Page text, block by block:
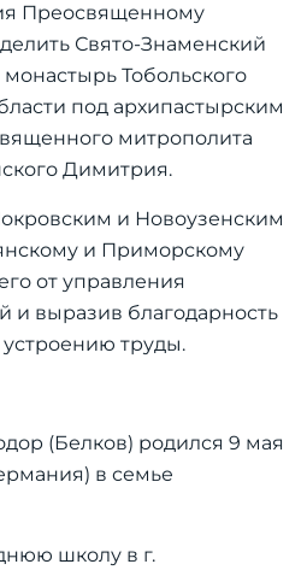
Преосвященному
Свято-Знаменский
Тобольского
под архипастырским
митрополита
Димитрия.
и Новоузенским
и Приморскому
от управления
и выразив благодарность
труды.
(Белков) родился 9 мая
в семье
школу в г.